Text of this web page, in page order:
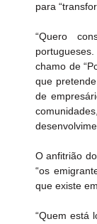
para
“Quero
chamo de
que
de
O anfitrião
“os
que existe
“Quem está